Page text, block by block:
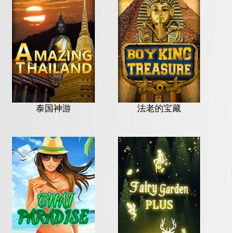
泰国神游 法老的宝藏